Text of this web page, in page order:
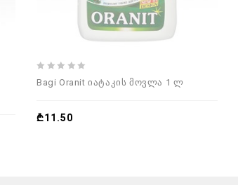
out
5
Bagi Oranit იატაკის მოვლა 1 ლ
₾11.50